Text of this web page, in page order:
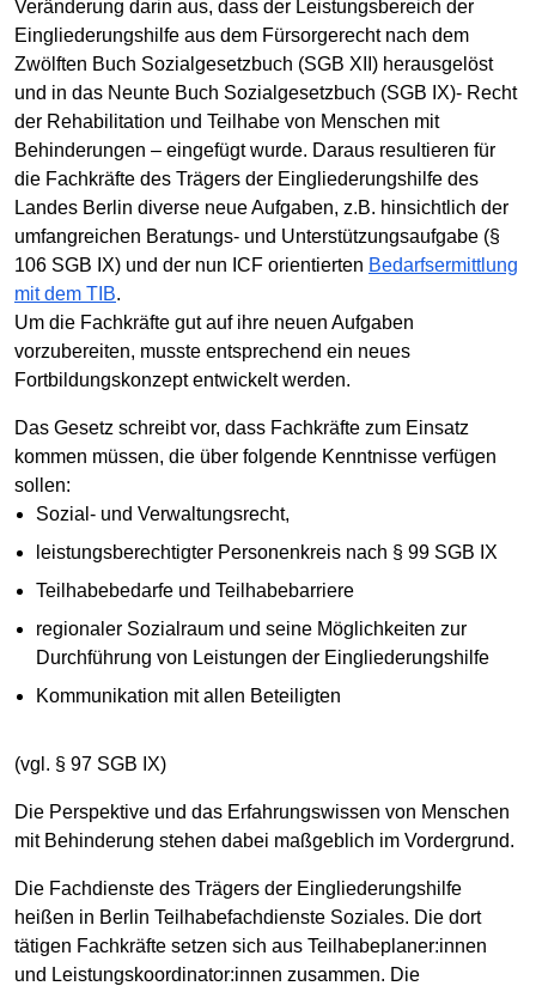
Veränderung darin aus, dass der Leistungsbereich der
Eingliederungshilfe aus dem Fürsorgerecht nach dem
Zwölften Buch Sozialgesetzbuch (SGB XII) herausgelöst
und in das Neunte Buch Sozialgesetzbuch (SGB IX)- Recht
der Rehabilitation und Teilhabe von Menschen mit
Behinderungen – eingefügt wurde. Daraus resultieren für
die Fachkräfte des Trägers der Eingliederungshilfe des
Landes Berlin diverse neue Aufgaben, z.B. hinsichtlich der
umfangreichen Beratungs- und Unterstützungsaufgabe (§
106 SGB IX) und der nun ICF orientierten Bedarfsermittlung
mit dem TIB.
Um die Fachkräfte gut auf ihre neuen Aufgaben
vorzubereiten, musste entsprechend ein neues
Fortbildungskonzept entwickelt werden.
Das Gesetz schreibt vor, dass Fachkräfte zum Einsatz
kommen müssen, die über folgende Kenntnisse verfügen
sollen:
Sozial- und Verwaltungsrecht,
leistungsberechtigter Personenkreis nach § 99 SGB IX
Teilhabebedarfe und Teilhabebarriere
regionaler Sozialraum und seine Möglichkeiten zur
Durchführung von Leistungen der Eingliederungshilfe
Kommunikation mit allen Beteiligten
(vgl. § 97 SGB IX)
Die Perspektive und das Erfahrungswissen von Menschen
mit Behinderung stehen dabei maßgeblich im Vordergrund.
Die Fachdienste des Trägers der Eingliederungshilfe
heißen in Berlin Teilhabefachdienste Soziales. Die dort
tätigen Fachkräfte setzen sich aus Teilhabeplaner:innen
und Leistungskoordinator:innen zusammen. Die